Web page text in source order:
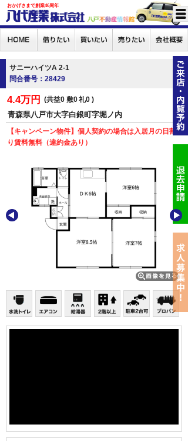
おかげさまで創業46周年
サニーハイツA 2-1
問合番号：28429
4.4万円 共益0 敷0礼0
青森県八戸市大字白銀町字堀ノ内
【キャンペーン物件】個人契約の場合は入居月の日割
り賃料無料（違約金あり）